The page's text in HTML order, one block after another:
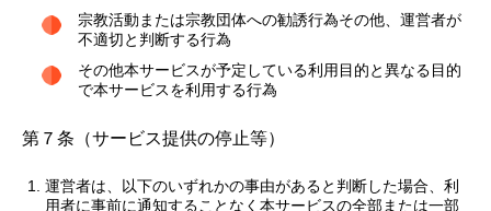
宗教活動または宗教団体への勧誘行為その他、運営者が
不適切と判断する行為
その他本サービスが予定している利用目的と異なる目的
で本サービスを利用する行為
第７条（サービス提供の停止等）
運営者は、以下のいずれかの事由があると判断した場合、利
用者に事前に通知することなく本サービスの全部または一部